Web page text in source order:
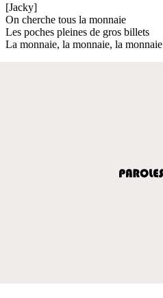
[Jacky]
On cherche tous la monnaie
Les poches pleines de gros billets
La monnaie, la monnaie, la monnaie